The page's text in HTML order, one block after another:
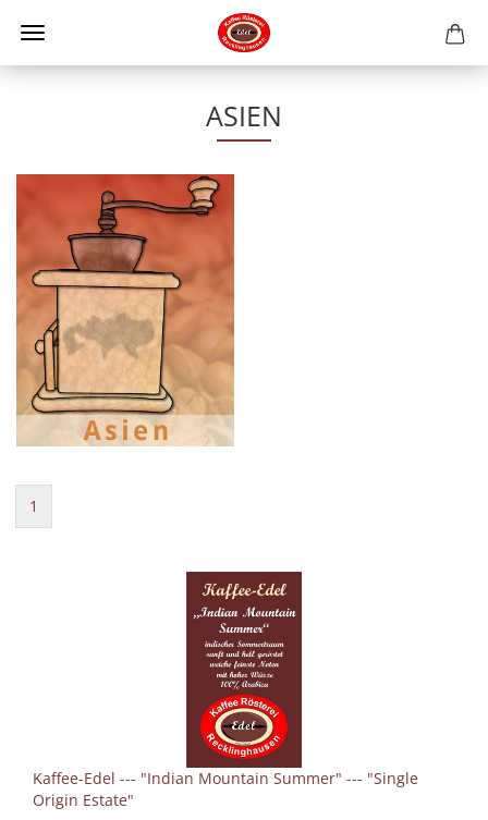
ASIEN
1
Kaffee-Edel --- "Indian Mountain Summer" --- "Single
Origin Estate"